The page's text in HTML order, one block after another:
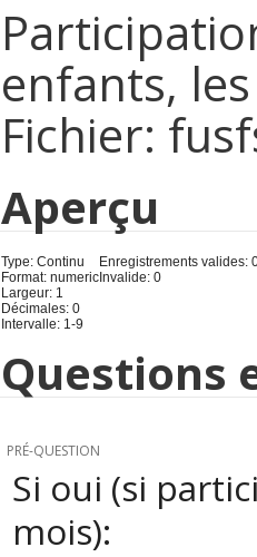
enfants,
Fichier:
Aperçu
Type: Continu
Format: numeric
Largeur: 1
Décimales: 0
Intervalle: 1-9
Enregistrements valides:
Invalide: 0
Questions
PRÉ-QUESTION
Si oui (si
mois):